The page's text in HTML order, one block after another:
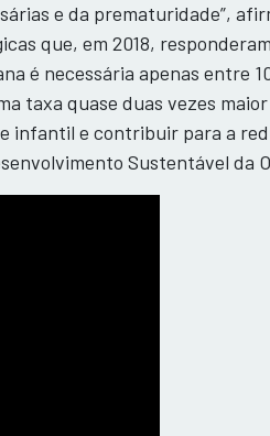
e da prematuridade”,
que, em 2018,
é necessária apenas entre
taxa quase duas vezes
infantil e contribuir para a
Sustentável da